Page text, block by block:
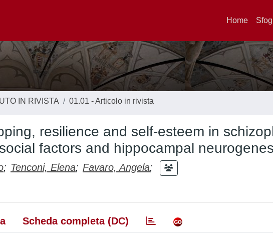
Home
IN RIVISTA 01.01 - Articolo in rivista
resilience and self-esteem in
factors and hippocampal
; Tenconi, Elena; Favaro, Angela;
Scheda completa (DC)